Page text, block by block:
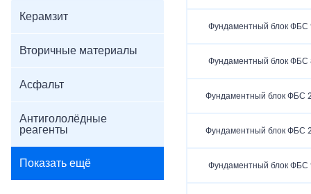
Керамзит
Вторичные материалы
Асфальт
Антигололёдные
реагенты
Показать ещё
Фундаментный блок ФБС
Фундаментный блок ФБС
Фундаментный блок ФБС
Фундаментный блок ФБС
Фундаментный блок ФБС